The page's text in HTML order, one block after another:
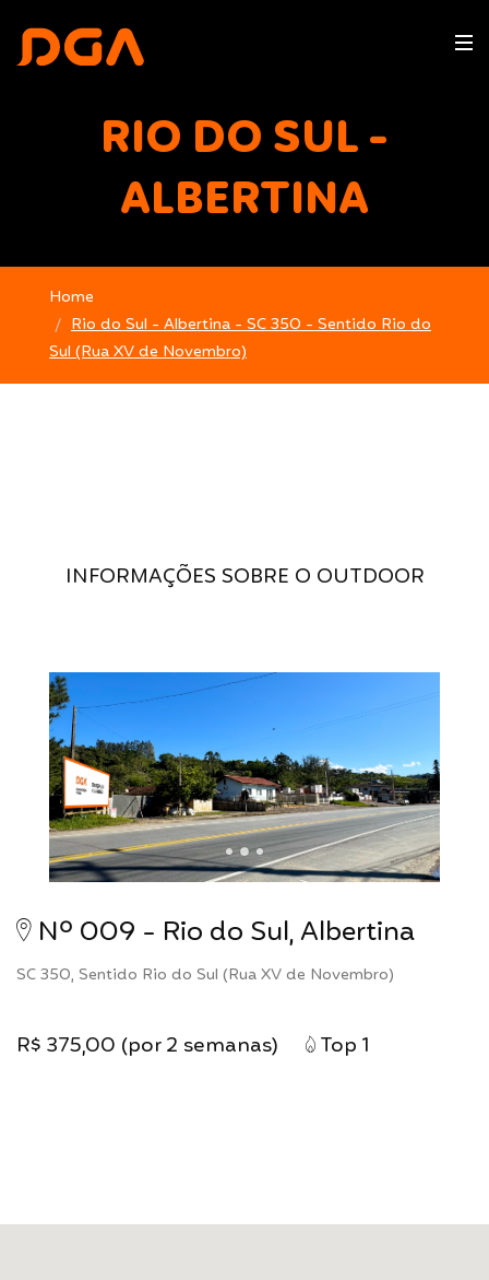
RIO DO SUL -
ALBERTINA
Home
Rio do Sul - Albertina - SC 350 - Sentido Rio do
Sul (Rua XV de Novembro)
INFORMAÇÕES SOBRE O OUTDOOR
Nº 009 - Rio do Sul, Albertina
SC 350, Sentido Rio do Sul (Rua XV de Novembro)
R$ 375,00 (por 2 semanas) Top 1